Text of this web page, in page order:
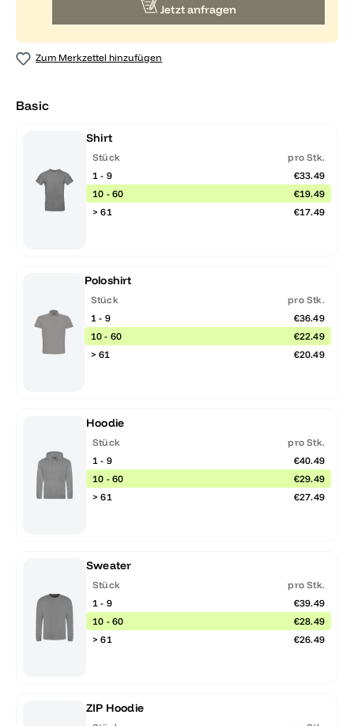
Jetzt anfragen
Zum Merkzettel hinzufügen
Basic
Shirt
Stück
pro Stk.
1 - 9
€33.49
10 - 60
€19.49
> 61
€17.49
Poloshirt
Stück
pro Stk.
1 - 9
€36.49
10 - 60
€22.49
> 61
€20.49
Hoodie
Stück
pro Stk.
1 - 9
€40.49
10 - 60
€29.49
> 61
€27.49
Sweater
Stück
pro Stk.
1 - 9
€39.49
10 - 60
€28.49
> 61
€26.49
ZIP Hoodie